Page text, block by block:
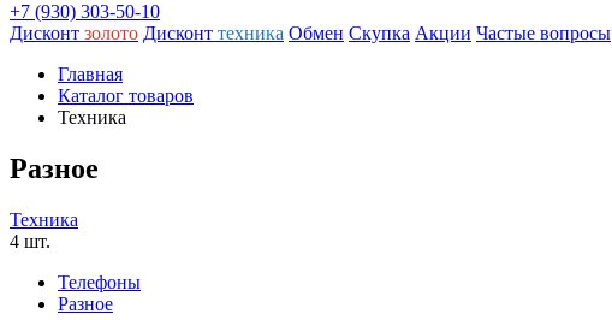
+7 (930) 303-50-10
Дисконт золото Дисконт техника Обмен Скупка Акции Частые вопросы
Главная
Каталог товаров
Техника
Разное
Техника
4 шт.
Телефоны
Разное